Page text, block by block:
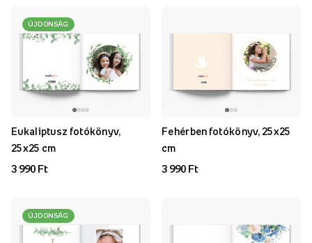
ÚJDONSÁG
Eukaliptusz fotókönyv,
25x25 cm
3 990 Ft
Fehérben fotókönyv, 25x25
cm
3 990 Ft
ÚJDONSÁG